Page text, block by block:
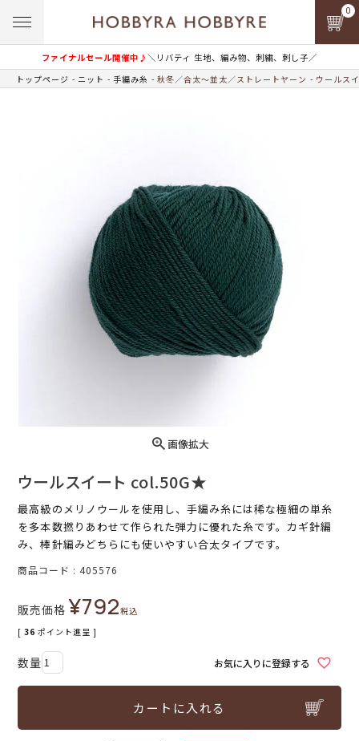
ファイナルセール開催中♪＼リバティ 生地、編み物、刺繍、刺し子／
0
トップページ ニット 手編み糸 秋冬／合太～並太／ストレートヤーン ウールス
画像拡大
ウールスイート col.50G★
最高級のメリノウールを使用し、手編み糸には稀な極細の単糸
を多本数撚りあわせて作られた弾力に優れた糸です。カギ針編
み、棒針編みどちらにも使いやすい合太タイプです。
商品コード 405576
販売価格 ¥792税込
[ 36 ポイント進呈 ]
お気に入りに登録する
カートに入れる